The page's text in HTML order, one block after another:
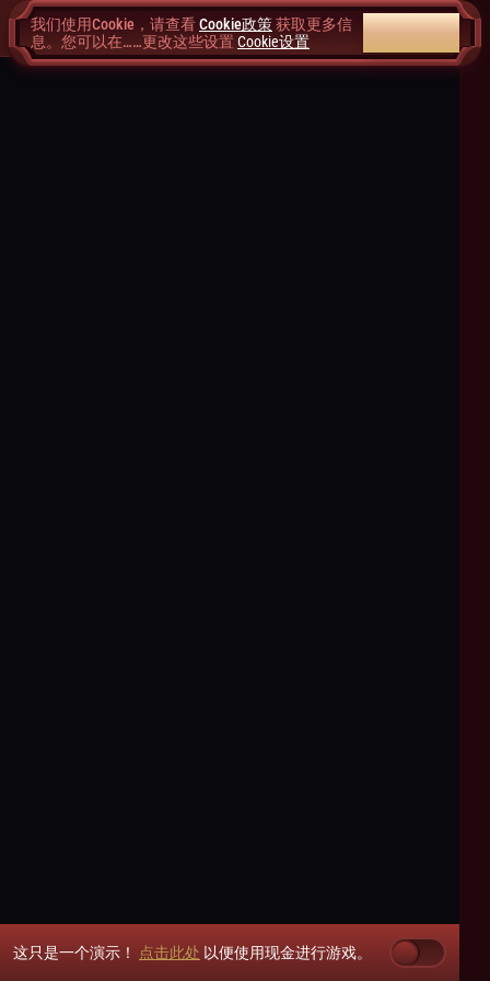
这只是一个演示！ 点击此处 以便使用现金进行游戏。
我们使用Cookie，请查看Cookie政策获取更多信
息。您可以在……更改这些设置 Cookie设置 全部接受